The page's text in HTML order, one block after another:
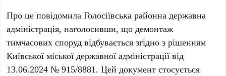
Про це повідомилаГолосіївська районна державна
адміністрація, наголосивши, що демонтаж
тимчасових споруд відбувається згідно з рішенням
Київської міської державної адміністрації від
13.06.2024 № 915/8881. Цей документ стосується